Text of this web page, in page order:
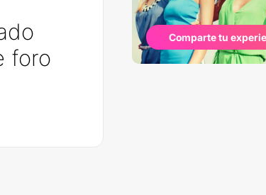
foro
Comparte tu